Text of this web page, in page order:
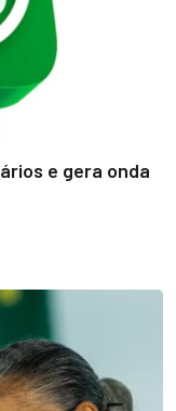
e gera onda